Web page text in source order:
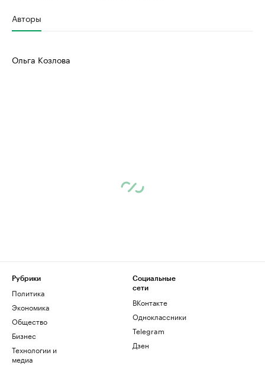
Авторы
Ольга Козлова
Рубрики
Политика
Экономика
Общество
Бизнес
Технологии и
медиа
Социальные
сети
ВКонтакте
Одноклассники
Telegram
Дзен